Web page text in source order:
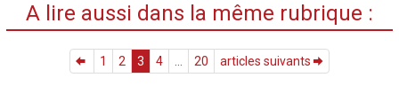
A lire aussi dans la même rubrique :
1 2 3 4 20 articles suivants